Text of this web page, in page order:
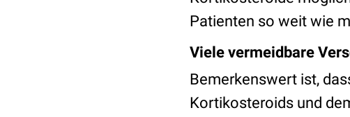
Patienten so weit wie
Viele vermeidbare
Bemerkenswert ist,
Kortikosteroids und